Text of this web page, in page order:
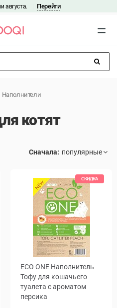
августа. Перейти
Наполнители
котят
Сначала:
СКИДКА
ECO ONE Наполнитель
Тофу для кошачьего
туалета с ароматом
персика